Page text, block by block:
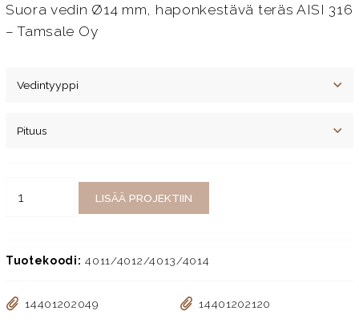
Suora vedin Ø14 mm, haponkestävä teräs AISI 316
– Tamsale Oy
LISÄÄ PROJEKTIIN
Tuotekoodi: 4011/4012/4013/4014
14401202049 14401202120